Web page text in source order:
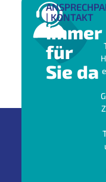
| KONTAKT
Immer
für
Sie da